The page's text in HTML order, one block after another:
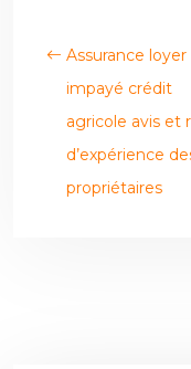
Assurance loyer
impayé crédit
agricole avis et
d’expérience
propriétaires